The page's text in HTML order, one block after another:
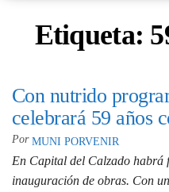
Etiqueta:
Con nutrido
celebrará 59 años
Por MUNI PORVENIR
En Capital del Calzado habrá
inauguración de obras. Con